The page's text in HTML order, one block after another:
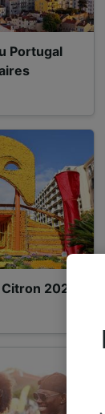
Portugal
2026